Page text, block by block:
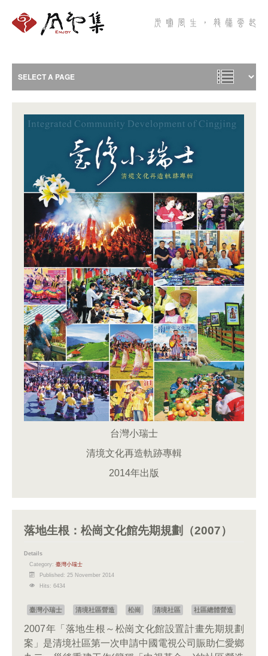
台灣小瑞士
清境文化再造軌跡專輯
2014年出版
落地生根：松崗文化館先期規劃（2007）
Details
Category: 臺灣小瑞士
Published: 25 November 2014
Hits: 6434
臺灣小瑞士 清境社區營造 松崗 清境社區 社區總體營造
2007年「落地生根～松崗文化館設置計畫先期規劃
案」是清境社區第一次申請中國電視公司賑助仁愛鄉